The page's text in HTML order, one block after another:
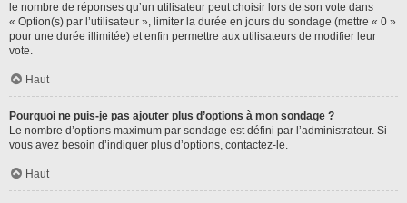
le nombre de réponses qu’un utilisateur peut choisir lors de son vote dans
« Option(s) par l’utilisateur », limiter la durée en jours du sondage (mettre « 0 »
pour une durée illimitée) et enfin permettre aux utilisateurs de modifier leur
vote.
Haut
Pourquoi ne puis-je pas ajouter plus d’options à mon sondage ?
Le nombre d’options maximum par sondage est défini par l’administrateur. Si
vous avez besoin d’indiquer plus d’options, contactez-le.
Haut